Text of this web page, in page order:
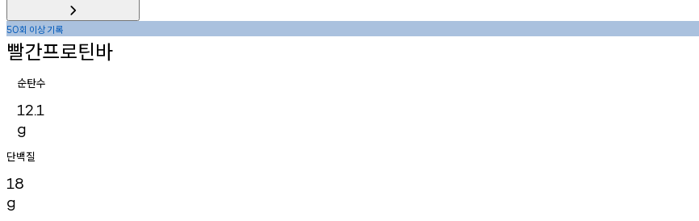
50회 이상기록
빨간프로틴바
순탄수
12.1
g
단백질
18
g